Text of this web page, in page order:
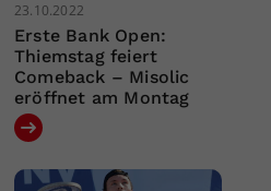
23.10.2022
Erste Bank Open:
Thiemstag feiert
Comeback – Misolic
eröffnet am Montag